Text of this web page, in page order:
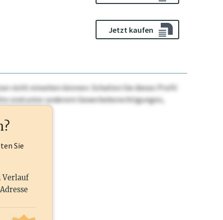
Jetzt kaufen
nicht einsehen können. Schalten Sie dieses Profil
sind unter anderem Gewerbeberechtigungen,
Sie
Verlauf